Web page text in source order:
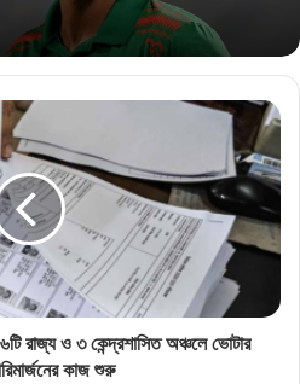
রাজ্য ও ৩ কেন্দ্রশাসিত অঞ্চলে ভোটার
কাজ শুরু